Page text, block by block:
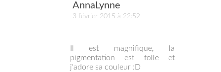
AnnaLynne
3 février 2015 à 22:52
Il est magnifique, la
pigmentation est folle et
j'adore sa couleur :D